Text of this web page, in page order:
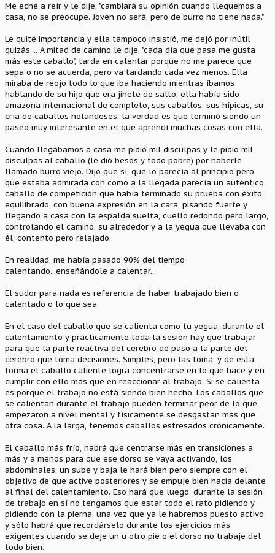
Me eché a reír y le dije, "cambiará su opinión cuando lleguemos a
casa, no se preocupe. Joven no será, pero de burro no tiene nada."
Le quité importancia y ella tampoco insistió, me dejó por inútil
quizás,... A mitad de camino le dije, "cada día que pasa me gusta
más este caballo", tarda en calentar porque no me parece que
sepa o no se acuerda, pero va tardando cada vez menos. Ella
miraba de reojo todo lo que iba haciendo mientras íbamos
hablando de su hijo que era jinete de salto, ella había sido
amazona internacional de completo, sus caballos, sus hípicas, su
cría de caballos holandeses, la verdad es que terminó siendo un
paseo muy interesante en el que aprendí muchas cosas con ella.
Cuando llegábamos a casa me pidió mil disculpas y le pidió mil
disculpas al caballo (le dió besos y todo pobre) por haberle
llamado burro viejo. Dijo que sí, que lo parecía al principio pero
que estaba admirada con cómo a la llegada parecía un auténtico
caballo de competición que había terminado su prueba con éxito,
equilibrado, con buena expresión en la cara, pisando fuerte y
llegando a casa con la espalda suelta, cuello redondo pero largo,
controlando el camino, su alrededor y a la yegua que llevaba con
él, contento pero relajado.
En realidad, me había pasado 90% del tiempo
calentando...enseñándole a calentar...
El sudor para nada es referencia de haber trabajado bien o
calentado o lo que sea.
En el caso del caballo que se calienta como tu yegua, durante el
calentamiento y prácticamente toda la sesión hay que trabajar
para que la parte reactiva del cerebro dé paso a la parte del
cerebro que toma decisiones. Simples, pero las toma, y de esta
forma el caballo caliente logra concentrarse en lo que hace y en
cumplir con ello más que en reaccionar al trabajo. Si se calienta
es porque el trabajo no está siendo bien hecho. Los caballos que
se calientan durante el trabajo pueden terminar peor de lo que
empezaron a nivel mental y físicamente se desgastan más que
otra cosa. A la larga, tenemos caballos estresados crónicamente.
El caballo más frío, habrá que centrarse más en transiciones a
más y a menos para que ese dorso se vaya activando, los
abdominales, un sube y baja le hará bien pero siempre con el
objetivo de que active posteriores y se empuje bien hacia delante
al final del calentamiento. Eso hará que luego, durante la sesión
de trabajo en sí no tengamos que estar todo el rato pidiendo y
pidiendo con la pierna, una vez que ya le habremos puesto activo
y sólo habrá que recordárselo durante los ejercicios más
exigentes cuando se deje un u otro pie o el dorso no trabaje del
todo bien.